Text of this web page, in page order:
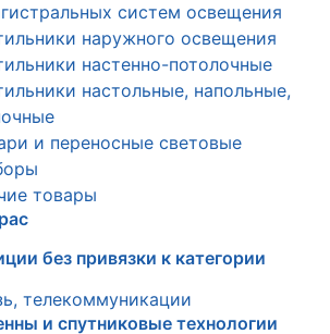
систем освещения
наружного освещения
настенно-потолочные
настольные, напольные,
и переносные световые
товары
без привязки к категории
телекоммуникации
и спутниковые технологии